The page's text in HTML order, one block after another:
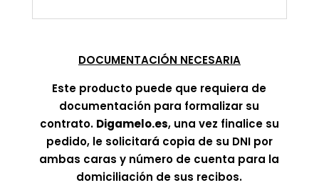
DOCUMENTACIÓN NECESARIA
Este producto puede que requiera de
documentación para formalizar su
contrato. Digamelo.es, una vez finalice su
pedido, le solicitará copia de su DNI por
ambas caras y número de cuenta para la
domiciliación de sus recibos.